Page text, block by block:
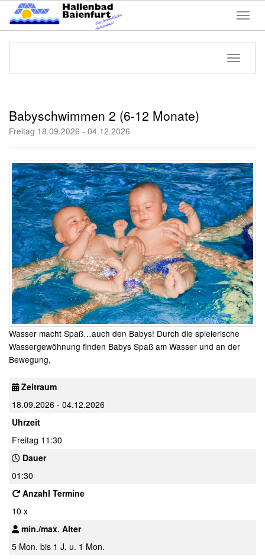
Babyschwimmen 2 (6-12 Monate)
Freitag 18.09.2026 - 04.12.2026
Wasser macht Spaß…auch den Babys! Durch die spielerische
Wassergewöhnung finden Babys Spaß am Wasser und an der
Bewegung,
Zeitraum
18.09.2026 - 04.12.2026
Uhrzeit
Freitag 11:30
Dauer
01:30
Anzahl Termine
10 x
min./max. Alter
5 Mon. bis 1 J. u. 1 Mon.